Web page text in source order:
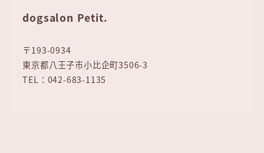
dogsalon Petit.
〒193-0934
東京都八王子市小比企町3506-3
TEL：042-683-1135